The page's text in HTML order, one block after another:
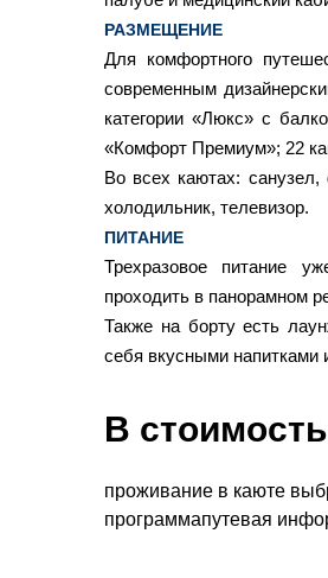
РАЗМЕЩЕНИЕ
Для комфортного
современным
категории «Люкс» с
«Комфорт Премиум»; 22
Во всех каютах:
холодильник, телевизор.
ПИТАНИЕ
Трехразовое питание
проходить в панорамном
Также на борту есть
себя вкусными напитками
В
проживание в каюте
программапутевая